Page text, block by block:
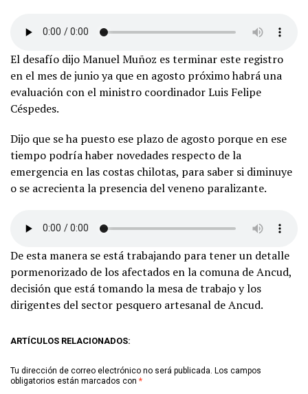
El desafío dijo Manuel Muñoz es terminar este registro
en el mes de junio ya que en agosto próximo habrá una
evaluación con el ministro coordinador Luis Felipe
Céspedes.
Dijo que se ha puesto ese plazo de agosto porque en ese
tiempo podría haber novedades respecto de la
emergencia en las costas chilotas, para saber si diminuye
o se acrecienta la presencia del veneno paralizante.
De esta manera se está trabajando para tener un detalle
pormenorizado de los afectados en la comuna de Ancud,
decisión que está tomando la mesa de trabajo y los
dirigentes del sector pesquero artesanal de Ancud.
ARTÍCULOS RELACIONADOS:
Tu dirección de correo electrónico no será publicada. Los campos
obligatorios están marcados con *